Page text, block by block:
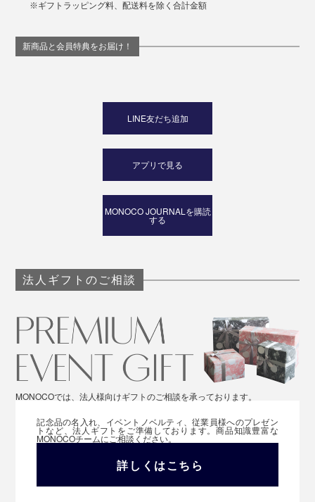
写真左から、オレンジ、ホワイト、マスカット、グレー、ブラック
※ギフトラッピング料、配送料を除く合計金額
新商品と会員特典をお届け！
LINE友だち追加
アプリで見る
MONOCO JOURNALを購読
する
法人ギフトのご相談
MONOCOでは、法人様向けギフトのご相談を承っております。
記念品の名入れ、イベントノベルティ、従業員様へのプレゼン
トなど、法人ギフトをご準備しております。商品知識豊富な
MONOCOチームにご相談ください。
詳しくはこちら